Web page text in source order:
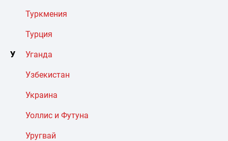
Туркмения
Турция
У Уганда
Узбекистан
Украина
Уоллис и Футуна
Уругвай